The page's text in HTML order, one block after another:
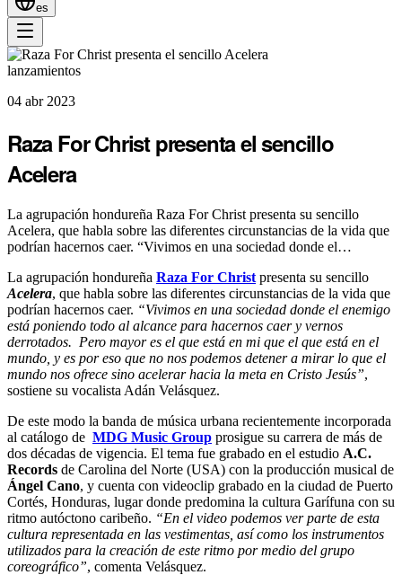
es
lanzamientos
04 abr 2023
Raza For Christ presenta el sencillo
Acelera
La agrupación hondureña Raza For Christ presenta su sencillo
Acelera, que habla sobre las diferentes circunstancias de la vida que
podrían hacernos caer. “Vivimos en una sociedad donde el…
La agrupación hondureña Raza For Christ presenta su sencillo
Acelera, que habla sobre las diferentes circunstancias de la vida que
podrían hacernos caer. “Vivimos en una sociedad donde el enemigo
está poniendo todo al alcance para hacernos caer y vernos
derrotados. Pero mayor es el que está en mi que el que está en el
mundo, y es por eso que no nos podemos detener a mirar lo que el
mundo nos ofrece sino acelerar hacia la meta en Cristo Jesús”,
sostiene su vocalista Adán Velásquez.
De este modo la banda de música urbana recientemente incorporada
al catálogo de MDG Music Group prosigue su carrera de más de
dos décadas de vigencia. El tema fue grabado en el estudio A.C.
Records de Carolina del Norte (USA) con la producción musical de
Ángel Cano, y cuenta con videoclip grabado en la ciudad de Puerto
Cortés, Honduras, lugar donde predomina la cultura Garífuna con su
ritmo autóctono caribeño. “En el video podemos ver parte de esta
cultura representada en las vestimentas, así como los instrumentos
utilizados para la creación de este ritmo por medio del grupo
coreográfico”, comenta Velásquez.